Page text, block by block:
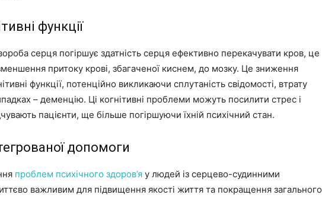
функції
серця погіршує здатність серця ефективно перекачувати кров, це
притоку крові, збагаченої киснем, до мозку. Це зниження
функції, потенційно викликаючи сплутаність свідомості, втрату
– деменцію. Ці когнітивні проблеми можуть посилити стрес і
пацієнти, ще більше погіршуючи їхній психічний стан.
допомоги
проблем психічного здоров’я у людей із серцево-судинними
важливим для підвищення якості життя та покращення загального